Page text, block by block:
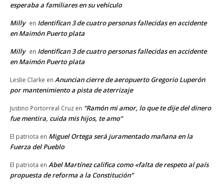
esperaba a familiares en su vehículo
Milly en Identifican 3 de cuatro personas fallecidas en accidente
en Maimón Puerto plata
Milly en Identifican 3 de cuatro personas fallecidas en accidente
en Maimón Puerto plata
Leslie Clarke en Anuncian cierre de aeropuerto Gregorio Luperón
por mantenimiento a pista de aterrizaje
Justino Portorreal Cruz en “Ramón mi amor, lo que te dije del dinero
fue mentira, cuida mis hijos, te amo”
El patriota en Miguel Ortega será juramentado mañana en la
Fuerza del Pueblo
El patriota en Abel Martínez califica como «falta de respeto al país
propuesta de reforma a la Constitución”